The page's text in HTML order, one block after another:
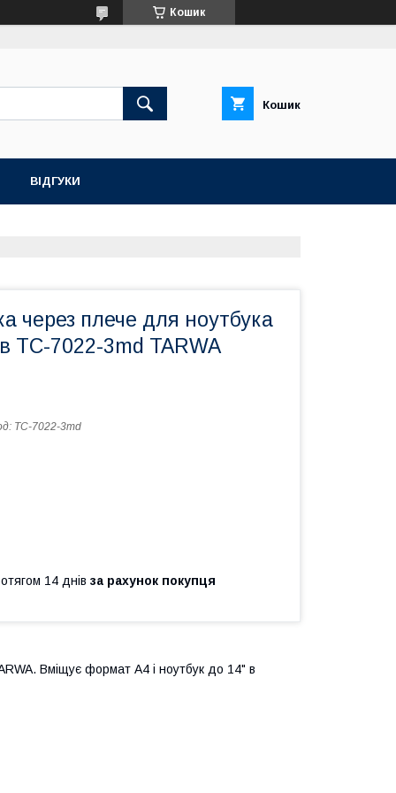
Кошик
Кошик
ВІДГУКИ
через плече для ноутбука
TC-7022-3md TARWA
TC-7022-3md
14 днів за рахунок покупця
Вміщує формат А4 і ноутбук до 14" в